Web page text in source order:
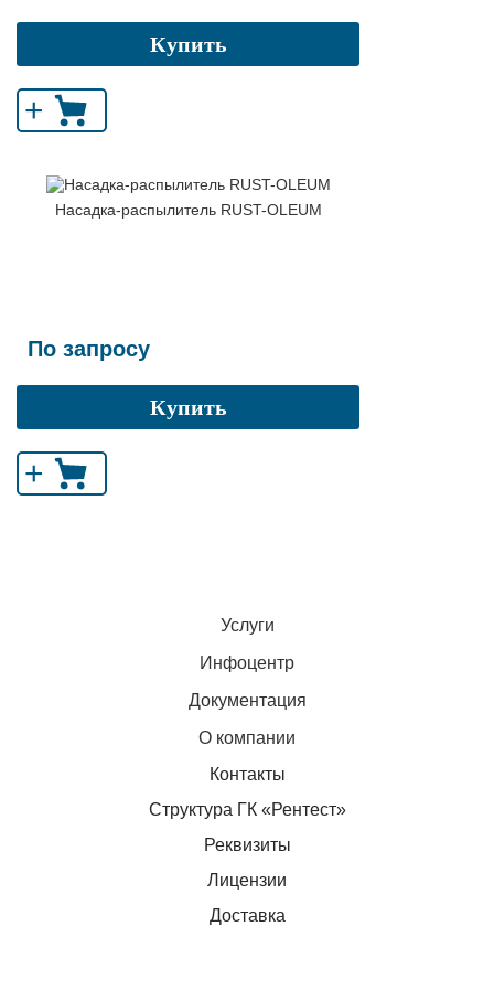
Купить
+
Насадка-распылитель RUST-OLEUM
По запросу
Купить
+
Услуги
Инфоцентр
Документация
О компании
Контакты
Структура ГК «Рентест»
Реквизиты
Лицензии
Доставка